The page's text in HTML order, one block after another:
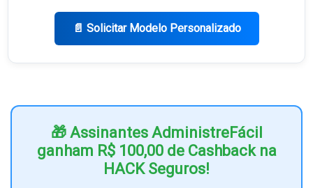
📄 Solicitar Modelo Personalizado
🎁 Assinantes AdministreFácil
ganham R$ 100,00 de Cashback na
HACK Seguros!